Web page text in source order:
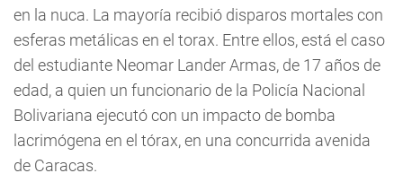
en la nuca. La mayoría recibió disparos mortales con
esferas metálicas en el torax. Entre ellos, está el caso
del estudiante Neomar Lander Armas, de 17 años de
edad, a quien un funcionario de la Policía Nacional
Bolivariana ejecutó con un impacto de bomba
lacrimógena en el tórax, en una concurrida avenida
de Caracas.